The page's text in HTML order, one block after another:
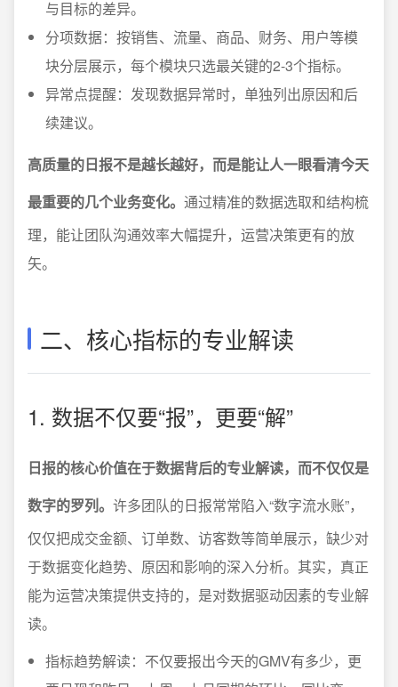
与目标的差异。
分项数据：按销售、流量、商品、财务、用户等模
块分层展示，每个模块只选最关键的2-3个指标。
异常点提醒：发现数据异常时，单独列出原因和后
续建议。
高质量的日报不是越长越好，而是能让人一眼看清今天
最重要的几个业务变化。 通过精准的数据选取和结构梳
理，能让团队沟通效率大幅提升，运营决策更有的放
矢。
二、核心指标的专业解读
1. 数据不仅要“报”，更要“解”
日报的核心价值在于数据背后的专业解读，而不仅仅是
数字的罗列。 许多团队的日报常常陷入“数字流水账”，
仅仅把成交金额、订单数、访客数等简单展示，缺少对
于数据变化趋势、原因和影响的深入分析。其实，真正
能为运营决策提供支持的，是对数据驱动因素的专业解
读。
指标趋势解读：不仅要报出今天的GMV有多少，更